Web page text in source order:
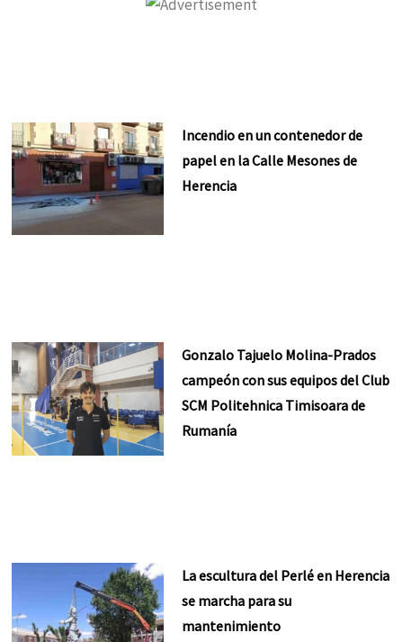
Incendio en un contenedor de
papel en la Calle Mesones de
Herencia
Gonzalo Tajuelo Molina-Prados
campeón con sus equipos del Club
SCM Politehnica Timisoara de
Rumanía
La escultura del Perlé en Herencia
se marcha para su
mantenimiento